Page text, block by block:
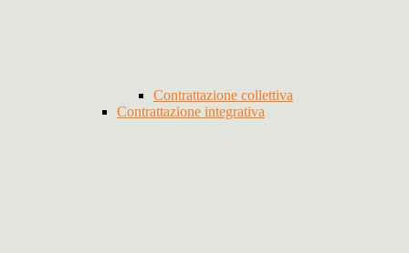
Contrattazione collettiva
Contrattazione integrativa